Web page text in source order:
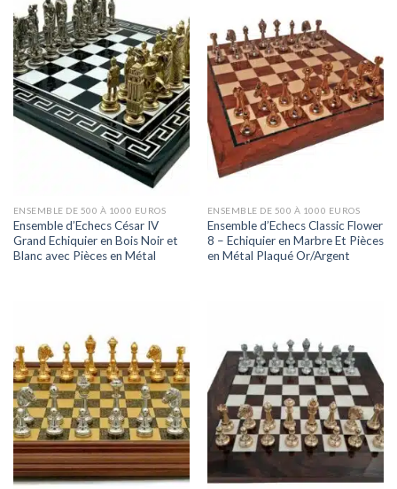
ENSEMBLE DE 500 À 1000 EUROS
Ensemble d’Echecs César IV
Grand Echiquier en Bois Noir et
Blanc avec Pièces en Métal
ENSEMBLE DE 500 À 1000 EUROS
Ensemble d’Echecs Classic Flower
8 – Echiquier en Marbre Et Pièces
en Métal Plaqué Or/Argent